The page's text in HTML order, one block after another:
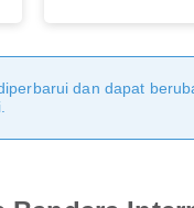
dan dapat